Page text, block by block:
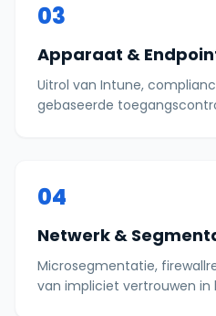
03
Apparaat &
Uitrol van Intune,
gebaseerde
04
Netwerk &
Microsegmentatie,
van impliciet vertrouwen in